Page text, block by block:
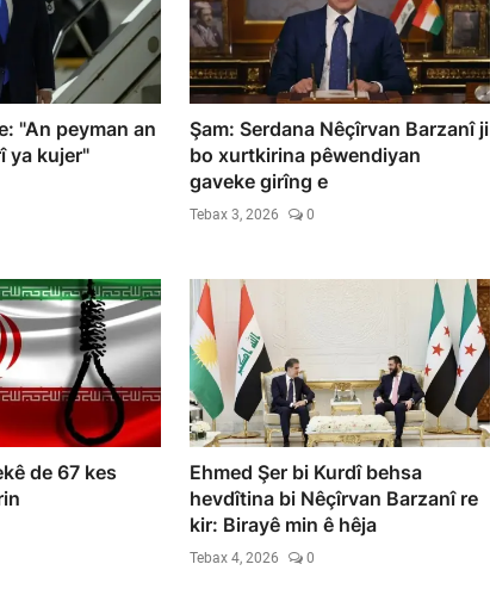
"An peyman an
ya kujer"
Şam: Serdana Nêçîrvan Barzanî ji
bo xurtkirina pêwendiyan
gaveke girîng e
Tebax 3, 2026 0
de 67 kes
Ehmed Şer bi Kurdî behsa
hevdîtina bi Nêçîrvan Barzanî re
kir: Birayê min ê hêja
Tebax 4, 2026 0